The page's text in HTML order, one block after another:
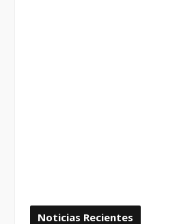
Noticias Recientes